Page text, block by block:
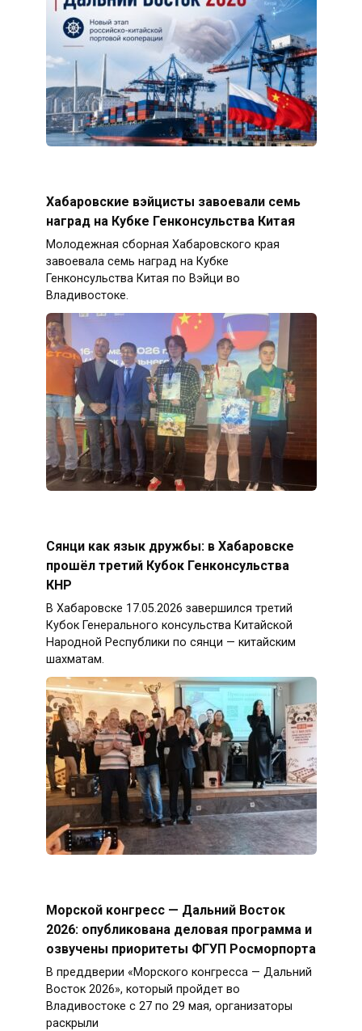
Хабаровские вэйцисты завоевали семь
наград на Кубке Генконсульства Китая
Молодежная сборная Хабаровского края
завоевала семь наград на Кубке
Генконсульства Китая по Вэйци во
Владивостоке.
Сянци как язык дружбы: в Хабаровске
прошёл третий Кубок Генконсульства
КНР
В Хабаровске 17.05.2026 завершился третий
Кубок Генерального консульства Китайской
Народной Республики по сянци — китайским
шахматам.
Морской конгресс — Дальний Восток
2026: опубликована деловая программа и
озвучены приоритеты ФГУП Росморпорта
В преддверии «Морского конгресса — Дальний
Восток 2026», который пройдет во
Владивостоке с 27 по 29 мая, организаторы
раскрыли